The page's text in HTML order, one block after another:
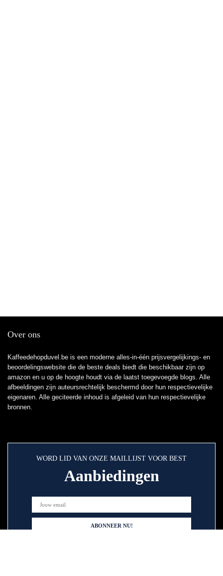
Over ons
Kaffeedehopduvel.be is een moderne alles-in-één prijsvergelijkings- en
beoordelingswebsite die de beste deals biedt die beschikbaar zijn op
amazon en u op de hoogte houdt via de laatst toegevoegde blogs. Alle
afbeeldingen zijn auteursrechtelijk beschermd door hun respectievelijke
eigenaren. Alle geciteerde inhoud is afgeleid van hun respectievelijke
bronnen.
WORD LID VAN ONZE MAILLIJST VOOR BEST
Aanbiedingen